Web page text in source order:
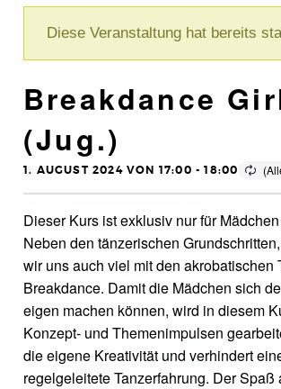
Diese Veranstaltung hat bereits
Breakdance
(Jug.)
1. AUGUST 2024 VON 17:00 -18:00
Dieser Kurs ist exklusiv nur für
Neben den tänzerischen
wir uns auch viel mit den akrobatischen
Breakdance. Damit die Mädchen sich
eigen machen können, wird in diesem
Konzept- und Themenimpulsen
die eigene Kreativität und verhindert
regelgeleitete Tanzerfahrung. Der Spaß